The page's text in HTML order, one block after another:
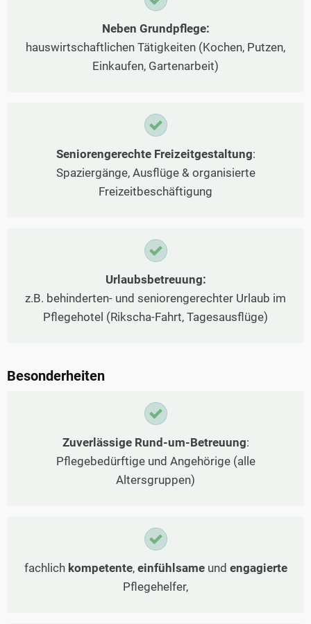
Neben Grundpflege:
hauswirtschaftlichen Tätigkeiten (Kochen, Putzen,
Einkaufen, Gartenarbeit)
Seniorengerechte Freizeitgestaltung:
Spaziergänge, Ausflüge & organisierte
Freizeitbeschäftigung
Urlaubsbetreuung:
z.B. behinderten- und seniorengerechter Urlaub im
Pflegehotel (Rikscha-Fahrt, Tagesausflüge)
Besonderheiten
Zuverlässige Rund-um-Betreuung:
Pflegebedürftige und Angehörige (alle
Altersgruppen)
fachlich kompetente, einfühlsameund engagierte
Pflegehelfer,